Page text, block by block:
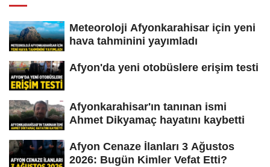
Meteoroloji Afyonkarahisar için yeni
hava tahminini yayımladı
Afyon'da yeni otobüslere erişim testi
Afyonkarahisar'ın tanınan ismi
Ahmet Dikyamaç hayatını kaybetti
Afyon Cenaze İlanları 3 Ağustos
2026: Bugün Kimler Vefat Etti?